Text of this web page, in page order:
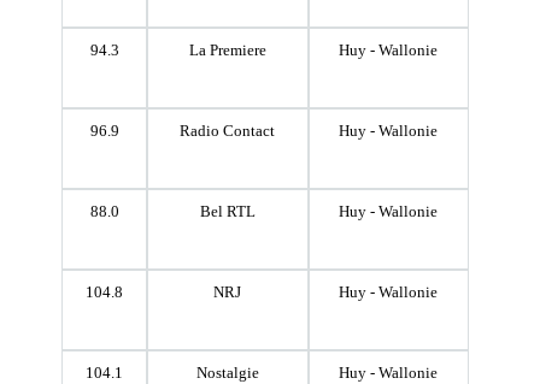
94.3 La Premiere Huy - Wallonie
96.9 Radio Contact Huy - Wallonie
88.0 Bel RTL Huy - Wallonie
104.8 NRJ Huy - Wallonie
104.1 Nostalgie Huy - Wallonie